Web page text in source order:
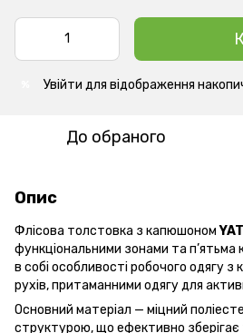
Увійти для відображення
До обраного
Опис
Флісова толстовка з капюшоном
функціональними зонами та
в собі особливості робочого одягу
рухів, притаманними одягу для
Основний матеріал — міцний
структурою, що ефективно зберігає